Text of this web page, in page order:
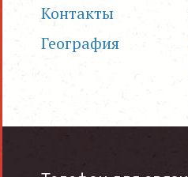
Контакты
География